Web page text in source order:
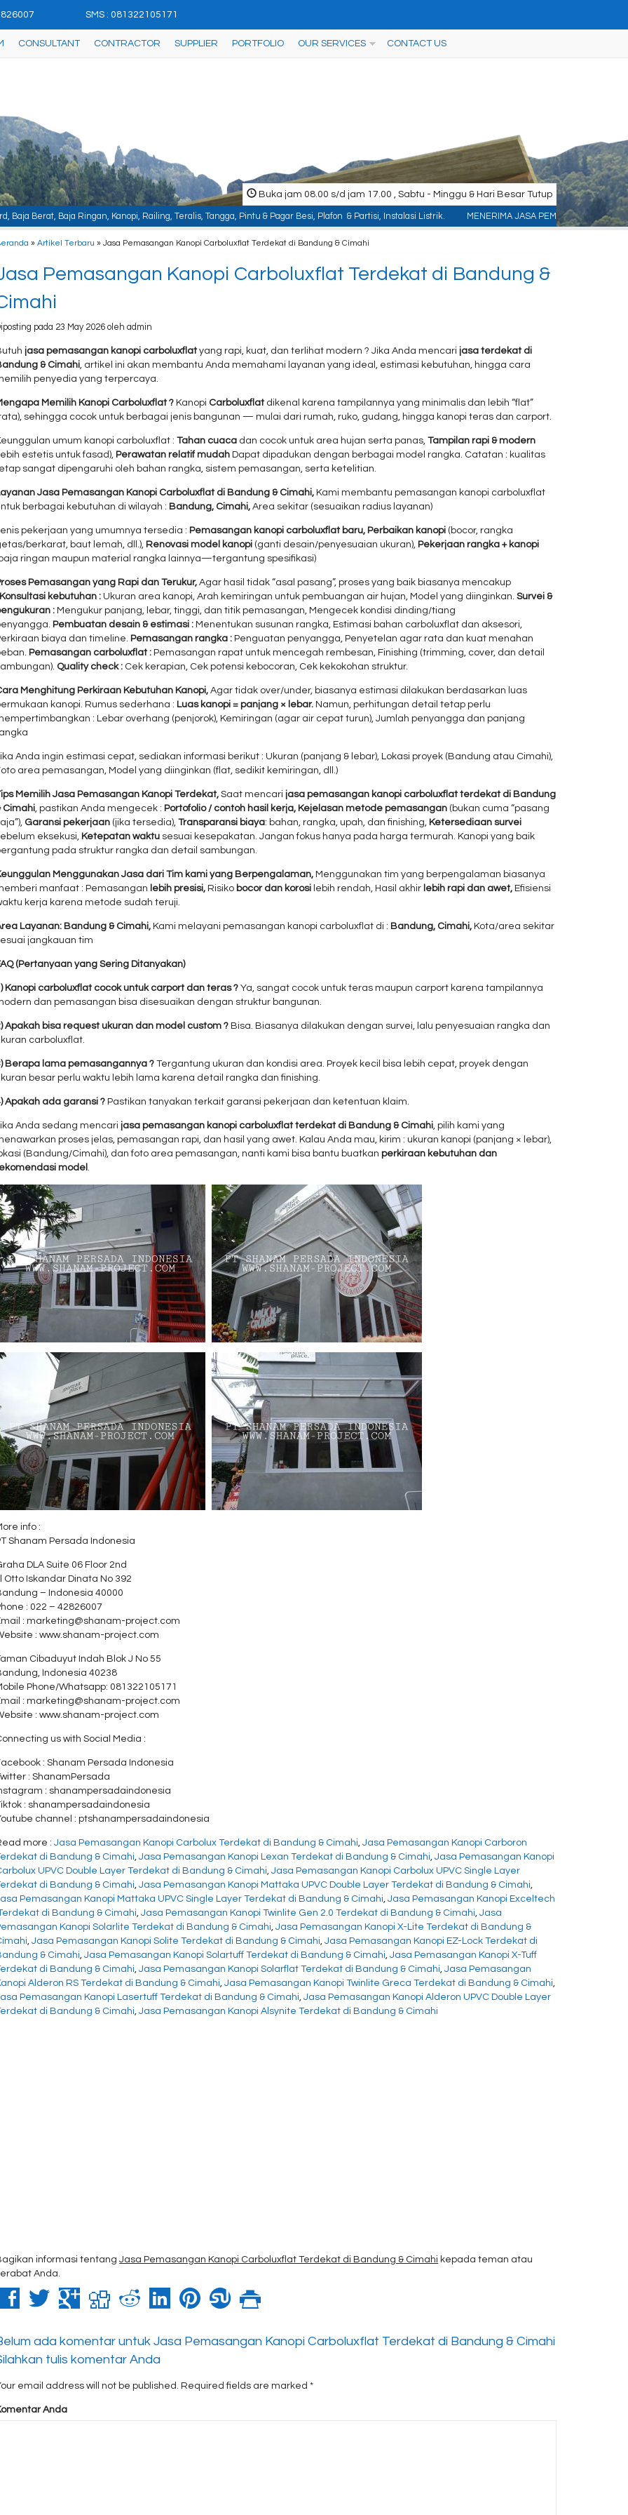
SMS : 081322105171
CONSULTANT CONTRACTOR SUPPLIER PORTFOLIO OUR SERVICES CONTACT US
Buka jam 08.00 s/d jam 17.00 , Sabtu - Minggu & Hari Besar Tutup
Kanopi, Railing, Teralis, Tangga, Pintu & Pagar Besi, Plafon & Partisi, Instalasi Listrik. MENERIMA JASA PEMASANGAN KONTRUKSI : ACP/
»Artikel Terbaru » Jasa Pemasangan Kanopi Carboluxflat Terdekat di Bandung & Cimahi
Pemasangan Kanopi Carboluxflat Terdekat di Bandung &
pada 23 May 2026 oleh admin
jasa pemasangan kanopi carboluxflat yang rapi, kuat, dan terlihat modern ? Jika Anda mencarijasa terdekat di
& Cimahi, artikel ini akan membantu Anda memahami layanan yang ideal, estimasi kebutuhan, hingga cara
penyedia yang terpercaya.
Memilih Kanopi Carboluxflat ?Kanopi Carboluxflat dikenal karena tampilannya yang minimalis dan lebih “flat”
sehingga cocok untuk berbagai jenis bangunan — mulai dari rumah, ruko, gudang, hingga kanopi teras dan carport.
umum kanopi carboluxflat :Tahan cuaca dan cocok untuk area hujan serta panas,Tampilan rapi & modern
estetis untuk fasad), Perawatan relatif mudahDapat dipadukan dengan berbagai model rangka. Catatan : kualitas
sangat dipengaruhi oleh bahan rangka, sistem pemasangan, serta ketelitian.
Jasa Pemasangan Kanopi Carboluxflat di Bandung & Cimahi,Kami membantu pemasangan kanopi carboluxflat
berbagai kebutuhan di wilayah : Bandung, Cimahi,Area sekitar (sesuaikan radius layanan)
pekerjaan yang umumnya tersedia : Pemasangan kanopi carboluxflat baru, Perbaikan kanopi (bocor, rangka
berkarat, baut lemah, dll.), Renovasi model kanopi (ganti desain/penyesuaian ukuran), Pekerjaan rangka + kanopi
ringan maupun material rangka lainnya—tergantung spesifikasi)
Pemasangan yang Rapi dan Terukur,Agar hasil tidak “asal pasang”, proses yang baik biasanya mencakup
Konsultasi kebutuhan :Ukuran area kanopi, Arah kemiringan untuk pembuangan air hujan, Model yang diinginkan.Survei &
:Mengukur panjang, lebar, tinggi, dan titik pemasangan, Mengecek kondisi dinding/tiang
Pembuatan desain & estimasi :Menentukan susunan rangka, Estimasi bahan carboluxflat dan aksesori,
biaya dan timeline. Pemasangan rangka :Penguatan penyangga, Penyetelan agar rata dan kuat menahan
Pemasangan carboluxflat :Pemasangan rapat untuk mencegah rembesan, Finishing (trimming, cover, dan detail
Quality check : Cek kerapian, Cek potensi kebocoran, Cek kekokohan struktur.
Menghitung Perkiraan Kebutuhan Kanopi,Agar tidak over/under, biasanya estimasi dilakukan berdasarkan luas
kanopi. Rumus sederhana : Luas kanopi = panjang × lebar.Namun, perhitungan detail tetap perlu
: Lebar overhang (penjorok), Kemiringan (agar air cepat turun), Jumlah penyangga dan panjang
Anda ingin estimasi cepat, sediakan informasi berikut : Ukuran (panjang & lebar), Lokasi proyek (Bandung atau Cimahi),
area pemasangan, Model yang diinginkan (flat, sedikit kemiringan, dll.)
Memilih Jasa Pemasangan Kanopi Terdekat,Saat mencarijasa pemasangan kanopi carboluxflat terdekat di Bandung
Cimahi, pastikan Anda mengecek : Portofolio / contoh hasil kerja, Kejelasan metode pemasangan (bukan cuma “pasang
Garansi pekerjaan (jika tersedia),Transparansi biaya: bahan, rangka, upah, dan finishing, Ketersediaan survei
eksekusi, Ketepatan waktu sesuai kesepakatan. Jangan fokus hanya pada harga termurah. Kanopi yang baik
pada struktur rangka dan detail sambungan.
Menggunakan Jasa dari Tim kami yang Berpengalaman,Menggunakan tim yang berpengalaman biasanya
manfaat : Pemasangan lebih presisi,Risiko bocor dan korosi lebih rendah, Hasil akhir lebih rapi dan awet,Efisiensi
kerja karena metode sudah teruji.
Layanan: Bandung & Cimahi,Kami melayani pemasangan kanopi carboluxflat di : Bandung, Cimahi,Kota/area sekitar
jangkauan tim
(Pertanyaan yang Sering Ditanyakan)
Kanopi carboluxflat cocok untuk carport dan teras ?Ya, sangat cocok untuk teras maupun carport karena tampilannya
dan pemasangan bisa disesuaikan dengan struktur bangunan.
Apakah bisa request ukuran dan model custom ?Bisa. Biasanya dilakukan dengan survei, lalu penyesuaian rangka dan
carboluxflat.
Berapa lama pemasangannya ?Tergantung ukuran dan kondisi area. Proyek kecil bisa lebih cepat, proyek dengan
besar perlu waktu lebih lama karena detail rangka dan finishing.
Apakah ada garansi ?Pastikan tanyakan terkait garansi pekerjaan dan ketentuan klaim.
Anda sedang mencarijasa pemasangan kanopi carboluxflat terdekat di Bandung & Cimahi, pilih kami yang
proses jelas, pemasangan rapi, dan hasil yang awet. Kalau Anda mau, kirim : ukuran kanopi (panjang × lebar),
(Bandung/Cimahi), dan foto area pemasangan, nanti kami bisa bantu buatkanperkiraan kebutuhan dan
model .
info :
Shanam Persada Indonesia
DLA Suite 06 Floor 2nd
Otto Iskandar Dinata No 392
– Indonesia 40000
: 022 – 42826007
: marketing@shanam-project.com
: www.shanam-project.com
Cibaduyut Indah Blok J No 55
Indonesia 40238
Phone/Whatsapp: 081322105171
: marketing@shanam-project.com
: www.shanam-project.com
us with Social Media :
: Shanam Persada Indonesia
: ShanamPersada
: shanampersadaindonesia
: shanampersadaindonesia
channel : ptshanampersadaindonesia
more :Jasa Pemasangan Kanopi Carbolux Terdekat di Bandung & Cimahi,Jasa Pemasangan Kanopi Carboron
di Bandung & Cimahi,Jasa Pemasangan Kanopi Lexan Terdekat di Bandung & Cimahi,Jasa Pemasangan Kanopi
UPVC Double Layer Terdekat di Bandung & Cimahi,Jasa Pemasangan Kanopi Carbolux UPVC Single Layer
di Bandung & Cimahi,Jasa Pemasangan Kanopi Mattaka UPVC Double Layer Terdekat di Bandung & Cimahi,
Pemasangan Kanopi Mattaka UPVC Single Layer Terdekat di Bandung & Cimahi,Jasa Pemasangan Kanopi Exceltech
di Bandung & Cimahi,Jasa Pemasangan Kanopi Twinlite Gen 2.0 Terdekat di Bandung & Cimahi,Jasa
Kanopi Solarlite Terdekat di Bandung & Cimahi,Jasa Pemasangan Kanopi X-Lite Terdekat di Bandung &
,Jasa Pemasangan Kanopi Solite Terdekat di Bandung & Cimahi,Jasa Pemasangan Kanopi EZ-Lock Terdekat di
& Cimahi,Jasa Pemasangan Kanopi Solartuff Terdekat di Bandung & Cimahi,Jasa Pemasangan Kanopi X-Tuff
di Bandung & Cimahi,Jasa Pemasangan Kanopi Solarflat Terdekat di Bandung & Cimahi,Jasa Pemasangan
Alderon RS Terdekat di Bandung & Cimahi,Jasa Pemasangan Kanopi Twinlite Greca Terdekat di Bandung & Cimahi,
Pemasangan Kanopi Lasertuff Terdekat di Bandung & Cimahi,Jasa Pemasangan Kanopi Alderon UPVC Double Layer
di Bandung & Cimahi,Jasa Pemasangan Kanopi Alsynite Terdekat di Bandung & Cimahi
informasi tentangJasa Pemasangan Kanopi Carboluxflat Terdekat di Bandung & Cimahi kepada teman atau
Anda.
ada komentar untuk Jasa Pemasangan Kanopi Carboluxflat Terdekat di Bandung & Cimahi
tulis komentar Anda
email address will not be published. Required fields are marked*
Anda